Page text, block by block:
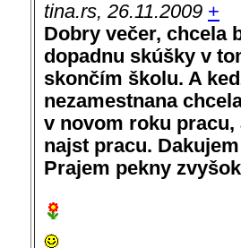
tina.rs, 26.11.2009 +
Dobry večer, chcela
dopadnu skúšky v
skončím školu. A
nezamestnana
v novom roku
najst pracu.
Prajem pekny